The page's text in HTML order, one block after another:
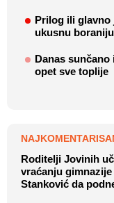
Prilog ili glavno
ukusnu boraniju
Danas
opet sve toplije
Roditelji Jovinih
vraćanju
Stanković da